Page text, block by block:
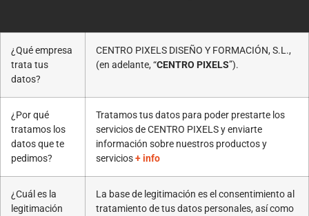
¿Qué empresa
trata tus
datos?
CENTRO PIXELS DISEÑO Y FORMACIÓN, S.L.,
(en adelante, “CENTRO PIXELS”).
¿Por qué
tratamos los
datos que te
pedimos?
Tratamos tus datos para poder prestarte los
servicios de CENTRO PIXELS y enviarte
información sobre nuestros productos y
servicios+ info
¿Cuál es la
legitimación
La base de legitimación es el consentimiento al
tratamiento de tus datos personales, así como